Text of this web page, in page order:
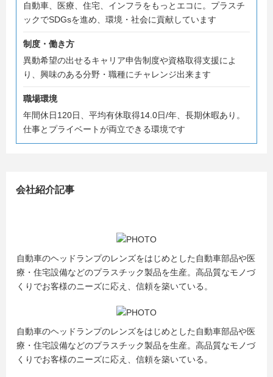
自動車、医療、住宅、インフラをもっとエコに。プラスチ
ックでSDGsを進め、環境・社会に貢献しています
制度・働き方
異動希望の出せるキャリア申告制度や資格取得支援によ
り、興味のある分野・職種にチャレンジ出来ます
職場環境
年間休日120日、平均有休取得14.0日/年、長期休暇あり。
仕事とプライベートが両立できる環境です
会社紹介記事
自動車のヘッドランプのレンズをはじめとした自動車部品や医
療・住宅設備などのプラスチック製品を生産。高品質なモノづ
くりでお客様のニーズに応え、信頼を築いている。
自動車のヘッドランプのレンズをはじめとした自動車部品や医
療・住宅設備などのプラスチック製品を生産。高品質なモノづ
くりでお客様のニーズに応え、信頼を築いている。